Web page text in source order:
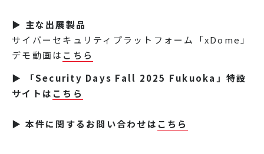
▶ 主な出展製品
サイバーセキュリティプラットフォーム「xDome」
デモ動画は こちら
▶ 「Security Days Fall 2025 Fukuoka 」特設
サイトは こちら
▶ 本件に関するお問い合わせは こちら